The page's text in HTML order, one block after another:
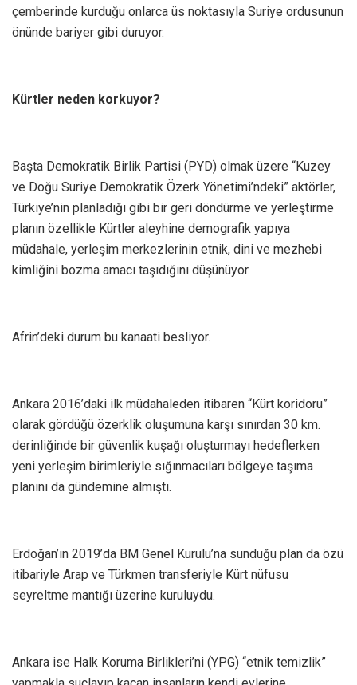
çemberinde kurduğu onlarca üs noktasıyla Suriye ordusunun
önünde bariyer gibi duruyor.
Kürtler neden korkuyor?
Başta Demokratik Birlik Partisi (PYD) olmak üzere “Kuzey
ve Doğu Suriye Demokratik Özerk Yönetimi’ndeki” aktörler,
Türkiye’nin planladığı gibi bir geri döndürme ve yerleştirme
planın özellikle Kürtler aleyhine demografik yapıya
müdahale, yerleşim merkezlerinin etnik, dini ve mezhebi
kimliğini bozma amacı taşıdığını düşünüyor.
Afrin’deki durum bu kanaati besliyor.
Ankara 2016’daki ilk müdahaleden itibaren “Kürt koridoru”
olarak gördüğü özerklik oluşumuna karşı sınırdan 30 km.
derinliğinde bir güvenlik kuşağı oluşturmayı hedeflerken
yeni yerleşim birimleriyle sığınmacıları bölgeye taşıma
planını da gündemine almıştı.
Erdoğan’ın 2019’da BM Genel Kurulu’na sunduğu plan da özü
itibariyle Arap ve Türkmen transferiyle Kürt nüfusu
seyreltme mantığı üzerine kuruluydu.
Ankara ise Halk Koruma Birlikleri’ni (YPG) “etnik temizlik”